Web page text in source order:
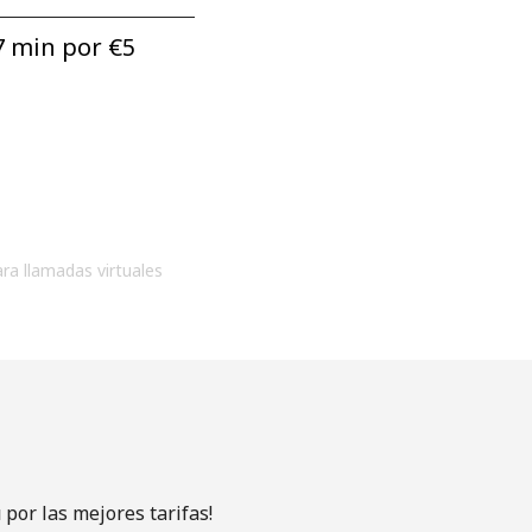
min por ⁦€5⁩
llamadas virtuales
por las mejores tarifas!